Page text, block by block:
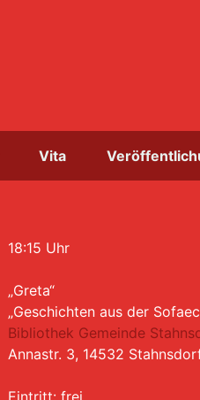
Vita
18:15 Uhr
„Greta“
„Geschichten aus der
Bibliothek Gemeinde
Annastr. 3, 14532
Eintritt: frei